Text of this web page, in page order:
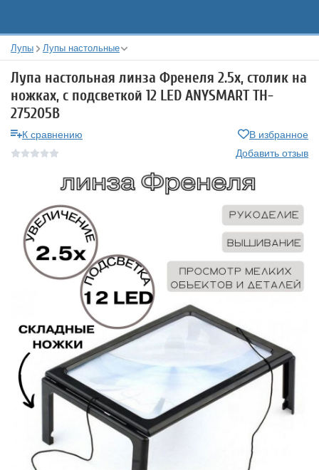
Лупы Лупы настольные
Лупа настольная линза Френеля 2.5х, столик на
ножках, с подсветкой 12 LED ANYSMART TH-
275205B
К сравнению
В избранное
Добавить отзыв